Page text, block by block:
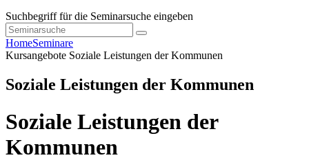
Suchbegriff für die Seminarsuche eingeben
HomeSeminare
Kursangebote Soziale Leistungen der Kommunen
Soziale Leistungen der Kommunen
Soziale Leistungen der
Kommunen